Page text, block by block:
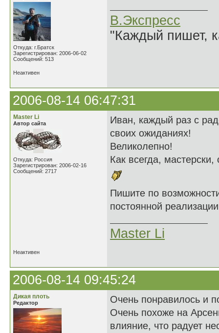
Откуда: г.Братск
Зарегистрирован: 2006-06-02
Сообщений: 513
В.Экспресс
"Каждый пишет,
Неактивен
2006-08-14 06:47:31
Master Li
Автор сайта
Откуда: Россия
Зарегистрирован: 2006-02-16
Сообщений: 2717
Иван, каждый раз с
своих ожиданиях!
Великолепно!
Как всегда,
Пишите по
постоянной
Master Li
Неактивен
2006-08-14 09:45:24
Дикая плоть
Редактор
Очень понравилось и
Очень похоже на
влияние, что радует